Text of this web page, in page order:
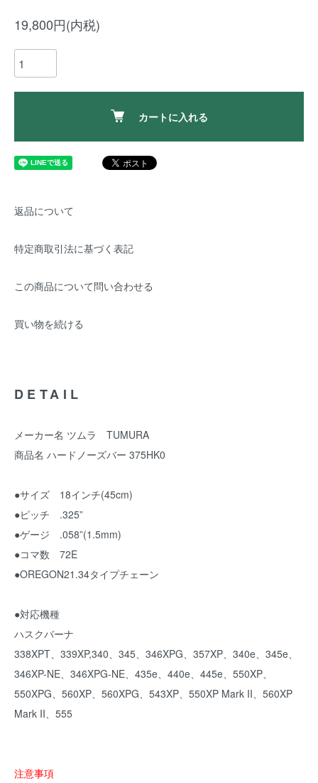
19,800円(内税)
カートに入れる
返品について
特定商取引法に基づく表記
この商品について問い合わせる
買い物を続ける
DETAIL
メーカー名 ツムラ TUMURA
商品名 ハードノーズバー 375HK0
●サイズ 18インチ(45cm)
●ピッチ .325”
●ゲージ .058”(1.5mm)
●コマ数 72E
●OREGON21.34タイプチェーン
●対応機種
ハスクバーナ
338XPT、339XP,340、345、346XPG、357XP、340e、345e、
346XP-NE、346XPG-NE、435e、440e、445e、550XP、
550XPG、560XP、560XPG、543XP、550XP Mark II、560XP
Mark II、555
注意事項